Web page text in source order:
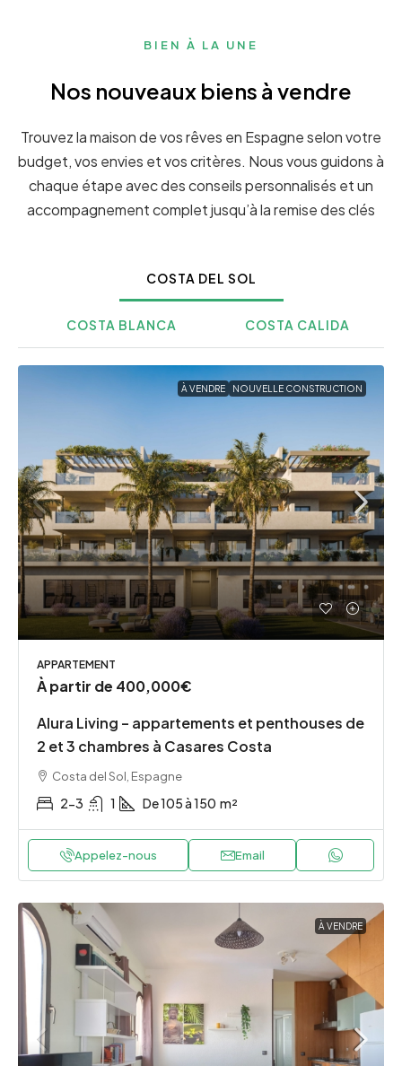
BIEN À LA UNE
Nos nouveaux biens à vendre
Trouvez la maison de vos rêves en Espagne selon votre
budget, vos envies et vos critères. Nous vous guidons à
chaque étape avec des conseils personnalisés et un
accompagnement complet jusqu’à la remise des clés
COSTA DEL SOL
COSTA BLANCA COSTA CALIDA
À VENDRE NOUVELLE CONSTRUCTION
APPARTEMENT
À partir de 400,000€
Alura Living – appartements et penthouses de
2 et 3 chambres à Casares Costa
Costa del Sol, Espagne
2-3 1 De 105 à 150 m²
Appelez-nous Email
À VENDRE